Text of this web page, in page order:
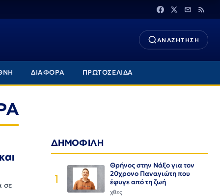
ΑΝΑΖΗΤΗΣΗ
ΔΙΑΦΟΡΑ ΠΡΩΤΟΣΕΛΙΔΑ
σε
ΔΗΜΟΦΙΛΗ
1
Θρήνος στην Νάξο για τον
20χρονο Παναγιώτη που
έφυγε από τη ζωή
χθες